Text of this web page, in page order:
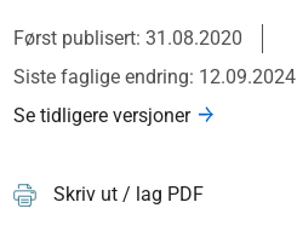
Først publisert: 31.08.2020
Siste faglige endring: 12.09.2024
Se tidligere versjoner
Skriv ut / lag PDF